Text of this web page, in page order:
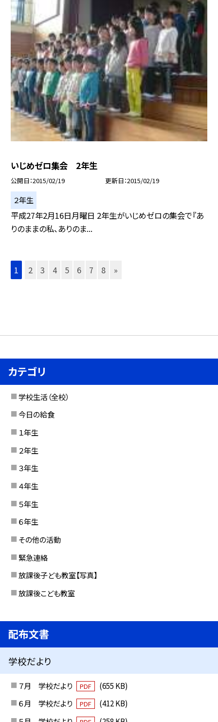
いじめゼロ集会 2年生
公開日 2015/02/19 更新日 2015/02/19
２年生
平成27年2月16日月曜日 2年生がいじめゼロの集会で『あ
りのままの私、ありのま...
1 2 3 4 5 6 7 8 »
カテゴリ
学校生活（全校）
今日の給食
１年生
２年生
３年生
４年生
５年生
６年生
その他の活動
緊急連絡
放課後子ども教室【写真】
放課後こども教室
配布文書
学校だより
７月 学校だより PDF
(655 KB)
６月 学校だより
PDF
(412 KB)